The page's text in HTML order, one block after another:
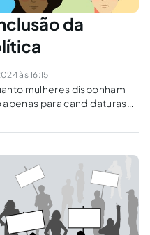
da
às 16:15
mulheres disponham
para candidaturas